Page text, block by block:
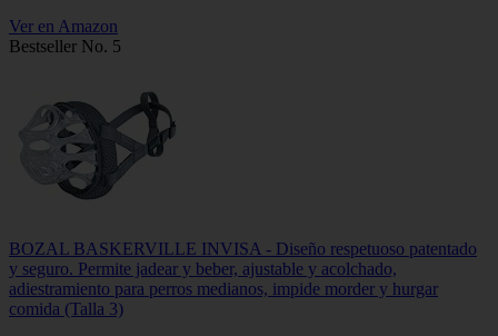
Ver en Amazon
Bestseller No. 5
BOZAL BASKERVILLE INVISA - Diseño respetuoso patentado
y seguro. Permite jadear y beber, ajustable y acolchado,
adiestramiento para perros medianos, impide morder y hurgar
comida (Talla 3)